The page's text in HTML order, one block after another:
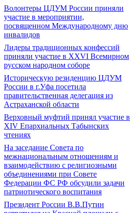
Волонтеры ЦДУМ России приняли
участие в мероприятии,
посвященном Международному дню
инвалидов
Лидеры традиционных конфессий
приняли участие в XXVI Всемирном
русском народном соборе
Историческую резиденцию ЦДУМ
России в г.Уфа посетила
правительственная делегация из
Астраханской области
Верховный муфтий принял участие в
ХIV Епархиальных Табынских
чтениях
На заседание Совета по
межнациональным отношениям и
взаимодействию с религиозными
объединениями при Совете
Федерации ФС РФ обсудили задачи
патриотического воспитания
Президент России В.В.Путин